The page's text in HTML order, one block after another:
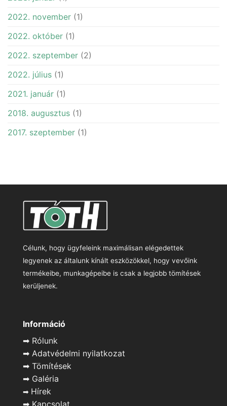
2022. november (1)
2022. október (1)
2022. szeptember (2)
2022. július (1)
2021. január (1)
2018. augusztus (1)
2017. szeptember (1)
Célunk, hogy ügyfeleink maximálisan elégedettek
legyenek az általunk kínált eszközökkel, hogy vevőink
termékeibe, munkagépeibe is csak a legjobb tömítések
kerüljenek.
Információ
➡ Rólunk
➡ Adatvédelmi nyilatkozat
➡ Tömítések
➡ Galéria
➡ Hírek
➡ Kapcsolat